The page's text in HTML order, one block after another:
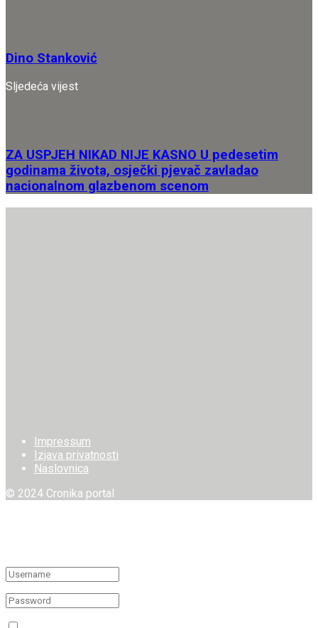
Dino Stanković
Sljedeća vijest
ZA USPJEH NIKAD NIJE KASNO U pedesetim
godinama života, osječki pjevač zavladao
nacionalnom glazbenom scenom
Impressum
Izjava privatnosti
Naslovnica
© 2024 Cronika portal